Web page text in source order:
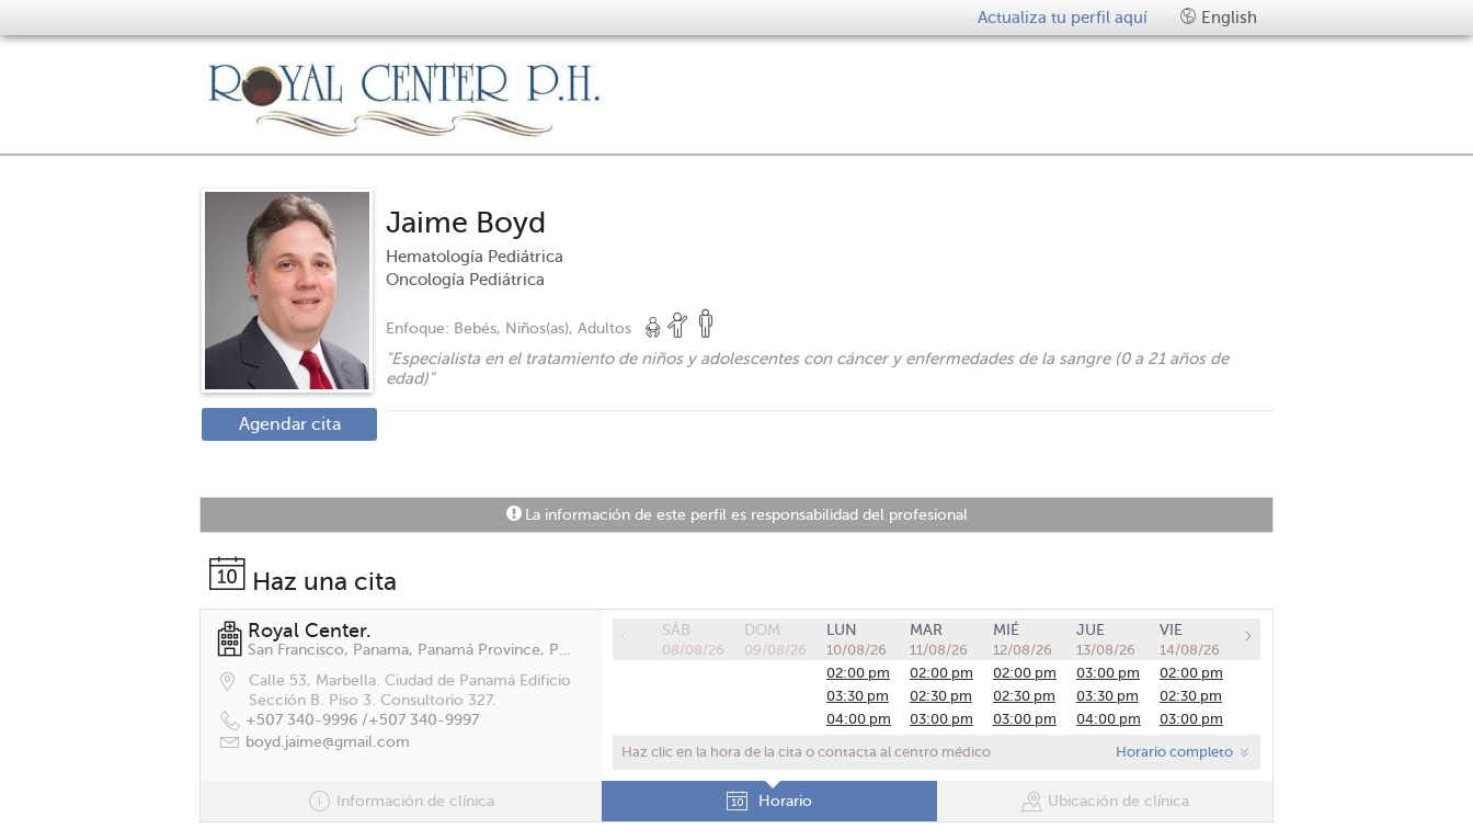
Actualiza tu perfil aquí English
Jaime Boyd
Hematología Pediátrica
Oncología Pediátrica
Enfoque: Bebés, Niños(as), Adultos
"Especialista en el tratamiento de niños y adolescentes con cáncer y enfermedades de la sangre (0 a 21 años de
edad)"
Agendar cita
La información de este perfil es responsabilidad del profesional
Haz una cita
Royal Center.
San Francisco, Panama, Panamá Province, Panamá
Calle 53, Marbella. Ciudad de Panamá Edificio
Sección B. Piso 3. Consultorio 327.
+507 340-9996 /+507 340-9997
boyd.jaime@gmail.com
SÁB
08/08/26
DOM
09/08/26
LUN
10/08/26
02:00 pm
03:30 pm
04:00 pm
MAR
11/08/26
02:00 pm
02:30 pm
03:00 pm
MIÉ
12/08/26
02:00 pm
02:30 pm
03:00 pm
04:30 pm
05:00 pm
JUE
13/08/26
03:00 pm
03:30 pm
04:00 pm
VIE
14/08/26
02:00 pm
02:30 pm
03:00 pm
04:00 pm
Horario completo
Haz clic en la hora de la cita o contacta al centro médico
Información de clínica Horario Ubicación de clínica